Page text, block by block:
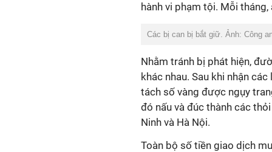
hành vi phạm tội. Mỗi
Các bị can bị bắt giữ. Ảnh: Công
Nhằm tránh bị phát hiện,
khác nhau. Sau khi nhận
tách số vàng được ngụy
đó nấu và đúc thành các
Ninh và Hà Nội.
Toàn bộ số tiền giao dịch